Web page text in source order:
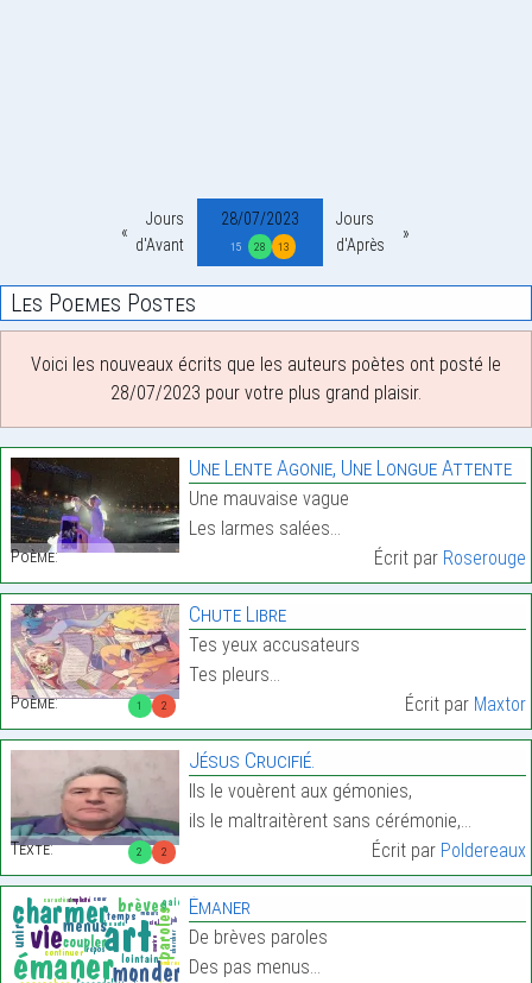
Jours
d'Avant
28/07/2023
15 28 13
Jours
d'Après
Les Poemes Postes
Voici les nouveaux écrits que les auteurs poètes ont posté le
28/07/2023 pour votre plus grand plaisir.
Poème:
Une Lente Agonie, Une Longue Attente
Une mauvaise vague
Les larmes salées…
Écrit par Roserouge
1 2
Poème:
Chute Libre
Tes yeux accusateurs
Tes pleurs…
Écrit par Maxtor
2 2
Texte:
Jésus Crucifié.
Ils le vouèrent aux gémonies,
ils le maltraitèrent sans cérémonie,…
Écrit par Poldereaux
Émaner
De brèves paroles
Des pas menus…